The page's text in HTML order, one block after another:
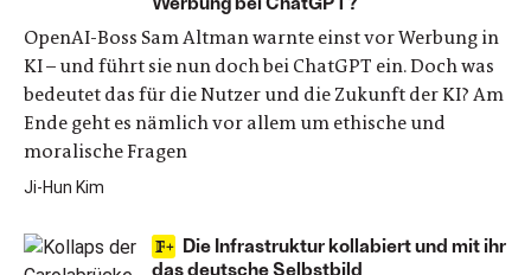
OpenAI-Boss Sam Altman warnte einst vor Werbung in
KI – und führt sie nun doch bei ChatGPT ein. Doch was
bedeutet das für die Nutzer und die Zukunft der KI? Am
Ende geht es nämlich vor allem um ethische und
moralische Fragen
Ji-Hun Kim
Die Infrastruktur kollabiert und mit ihr
das deutsche Selbstbild